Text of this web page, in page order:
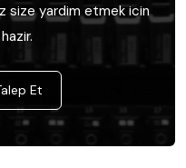
size yardim etmek icin
Et